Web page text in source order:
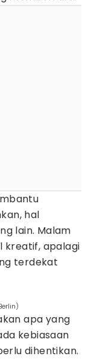
hal
lain. Malam
kreatif, apalagi
terdekat
apa yang
kebiasaan
dihentikan.